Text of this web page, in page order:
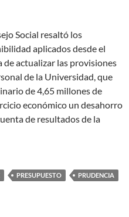
Social resaltó los
aplicados desde el
actualizar las provisiones
de la Universidad, que
de 4,65 millones de
económico un desahorro
de resultados de la
PRESUPUESTO
PRUDENCIA